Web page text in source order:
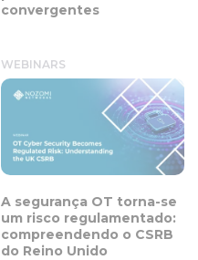
convergentes
WEBINARS
A segurança OT torna-se
um risco regulamentado:
compreendendo o CSRB
do Reino Unido